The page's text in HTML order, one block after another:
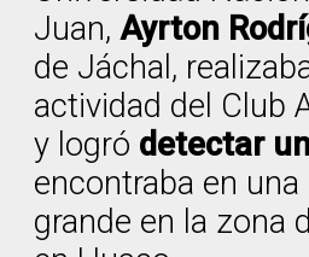
Juan, Ayrton
de Jáchal,
actividad del Club
y logró detectar
encontraba en
grande en la zona